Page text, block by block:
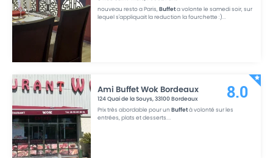
nouveau resto a Paris,Buffeta volonte le samedi soir, sur
lequel s'appliquait la reduction la fourchette :)...
Ami Buffet Wok Bordeaux
124 Quai de la Souys,33100Bordeaux
Prix très abordable pour unBuffetà volonté sur les
entrées, plats et desserts....
8.0